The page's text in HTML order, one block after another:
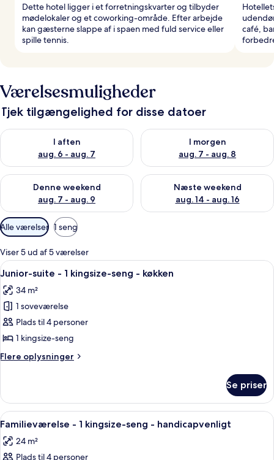
Dette hotel ligger i et forretningskvarter og tilbyder
mødelokaler og et coworking-område. Efter arbejde
kan gæsterne slappe af i spaen med fuld service eller
spille tennis.
café,
Værelsesmuligheder
Tjek tilgængelighed for disse datoer
I aften
aug. 6 - aug. 7
Tjek tilgængelighed for i aften aug. 6 - aug. 7
I morgen
aug. 7 - aug. 8
Tjek tilgængelighed for i
Denne weekend
aug. 7 - aug. 9
Tjek tilgængelighed for denne weekend aug. 7 - aug. 9
Næste weekend
aug. 14 - aug. 16
Tjek tilgængelighed for næste
Tilgængelige
filtre
for
værelser
Alle værelser 1 seng
Viser 5 ud af 5 værelser
Indlæs
alle
billeder
af
Junior-
suite
-
1
seng
køkken
Et moderne hotelværelse med sofa,
7
Junior-suite - 1 kingsize-seng - køkken
34 m²
1 soveværelse
Plads til 4 personer
1 kingsize-seng
Flere oplysninger
Flere
suite
1
seng
Se priser
Indlæs
alle
billeder
Et moderne hotelværelse med en
5
Familieværelse - 1 kingsize-seng - handicapvenligt
24 m²
Plads til 4 personer